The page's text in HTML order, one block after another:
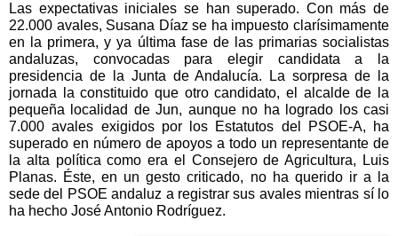
Las expectativas iniciales se han superado. Con más de
22.000 avales, Susana Díaz se ha impuesto clarísimamente
en la primera, y ya última fase de las primarias socialistas
andaluzas, convocadas para elegir candidata a la
presidencia de la Junta de Andalucía. La sorpresa de la
jornada la constituido que otro candidato, el alcalde de la
pequeña localidad de Jun, aunque no ha logrado los casi
7.000 avales exigidos por los Estatutos del PSOE-A, ha
superado en número de apoyos a todo un representante de
la alta política como era el Consejero de Agricultura, Luis
Planas. Éste, en un gesto criticado, no ha querido ir a la
sede del PSOE andaluz a registrar sus avales mientras sí lo
ha hecho José Antonio Rodríguez.